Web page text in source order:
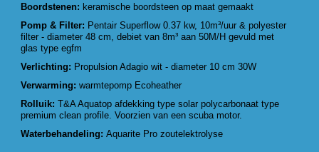
Boordstenen: keramische boordsteen op maat gemaakt
Pomp & Filter: Pentair Superflow 0.37 kw, 10m³/uur & polyester
filter - diameter 48 cm, debiet van 8m³ aan 50M/H gevuld met
glas type egfm
Verlichting: Propulsion Adagio wit - diameter 10 cm 30W
Verwarming:warmtepomp Ecoheather
Rolluik:T&A Aquatop afdekking type solar polycarbonaat type
premium clean profile. Voorzien van een scuba motor.
Waterbehandeling:Aquarite Pro zoutelektrolyse